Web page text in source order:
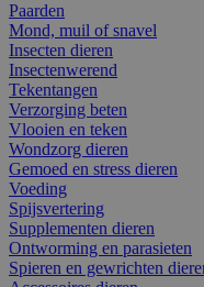
Paarden
Mond, muil of snavel
Insecten dieren
Insectenwerend
Tekentangen
Verzorging beten
Vlooien en teken
Wondzorg dieren
Gemoed en stress dieren
Voeding
Spijsvertering
Supplementen dieren
Ontworming en parasieten
Spieren en gewrichten